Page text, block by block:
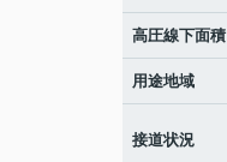
高圧線下面積
用途地域
接道状況